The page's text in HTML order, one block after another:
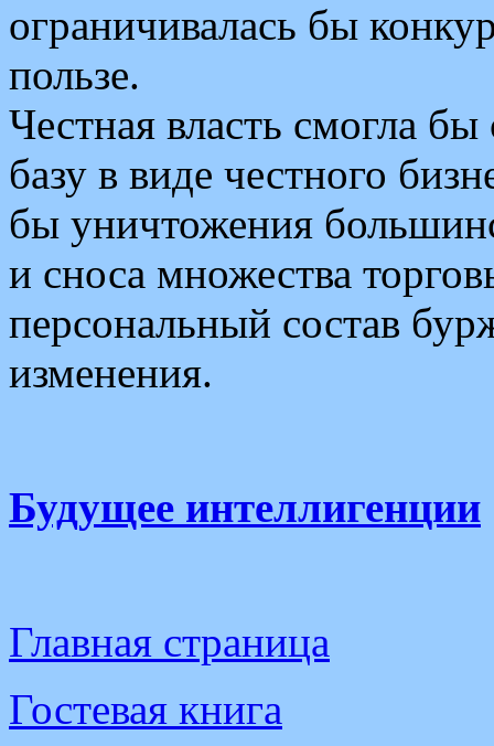
ограничивалась бы
пользе.
Честная власть смогла
базу в виде честного
бы уничтожения
и сноса множества
персональный состав
изменения.
Будущее интеллигенции
Главная страница
Гостевая книга